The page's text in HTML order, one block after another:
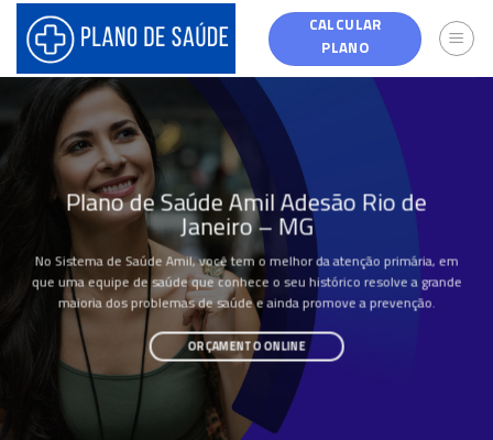
content
CALCULAR
PLANO
Plano de Saúde Amil Adesão Rio de
Janeiro – MG
No Sistema de Saúde Amil, você tem o melhor da atenção primária, em
que uma equipe de saúde que conhece o seu histórico resolve a grande
maioria dos problemas de saúde e ainda promove a prevenção.
ORÇAMENTO ONLINE